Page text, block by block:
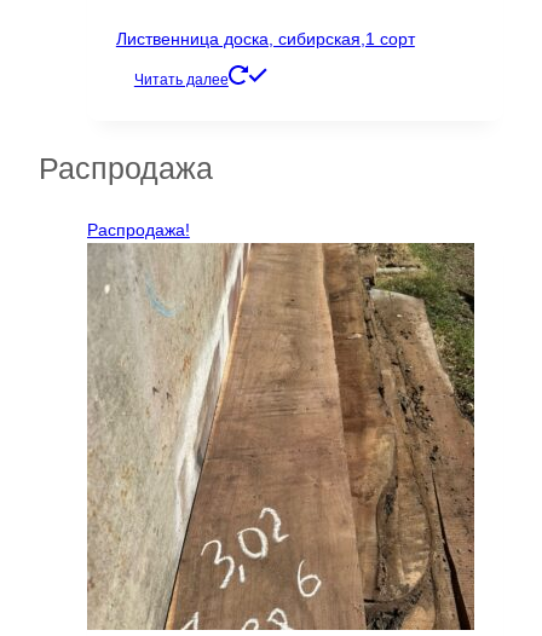
Лиственница доска, сибирская,1 сорт
Читать далее
Распродажа
Распродажа!